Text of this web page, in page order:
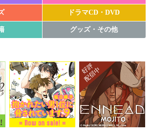
ドラマCD・DVD
グッズ・その他